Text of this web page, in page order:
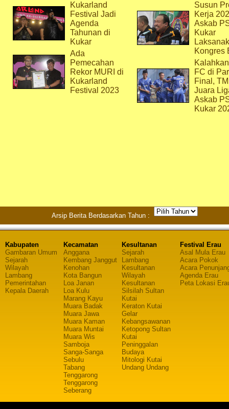
Kukarland
Festival Jadi
Agenda
Tahunan di
Kukar
Ada
Pemecahan
Rekor MURI di
Kukarland
Festival 2023
Susun
Kerja
Askab
Kukar
Kongres
FC di
Final,
Juara
Askab
Kukar
Arsip Berita Berdasarkan Tahun :
Kabupaten
Gambaran Umum
Sejarah
Wilayah
Lambang
Pemerintahan
Kepala Daerah
Kecamatan
Anggana
Kembang Janggut
Kenohan
Kota Bangun
Loa Janan
Loa Kulu
Marang Kayu
Muara Badak
Muara Jawa
Muara Kaman
Muara Muntai
Muara Wis
Samboja
Sanga-Sanga
Sebulu
Tabang
Tenggarong
Tenggarong
Seberang
Kesultanan
Sejarah
Lambang
Kesultanan
Wilayah
Kesultanan
Silsilah Sultan
Kutai
Keraton Kutai
Gelar
Kebangsawanan
Ketopong Sultan
Kutai
Peninggalan
Budaya
Mitologi Kutai
Undang Undang
Festival Erau
Asal Mula Erau
Acara Pokok
Acara
Agenda Erau
Peta Lokasi